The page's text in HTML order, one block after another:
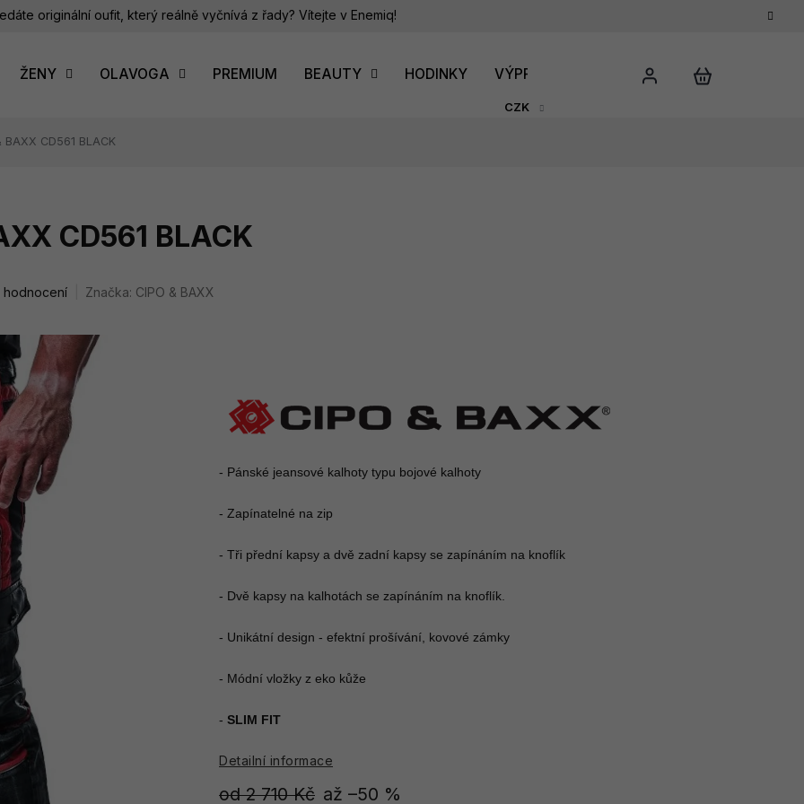
originální oufit, který reálně vyčnívá z řady? Vítejte v Enemiq!
CZK
ŽENY OLAVOGA PREMIUM BEAUTY HODINKY VÝPRODEJ DÁRKOVÝ POUKAZ
CD561 BLACK
CD561 BLACK
hodnocení Značka: CIPO & BAXX
od 2 710 Kč až –50 %
- Pánské jeansové kalhoty typu bojové kalhoty
- Zapínatelné na zip
- Tři přední kapsy a dvě zadní kapsy se zapínáním na knoflík
- Dvě kapsy na kalhotách se zapínáním na knoflík.
- Unikátní design - efektní prošívání, kovové zámky
- Módní vložky z eko kůže
- SLIM FIT
Detailní informace